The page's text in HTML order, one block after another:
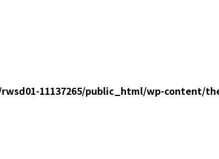
11137265/public_html/wp-content/